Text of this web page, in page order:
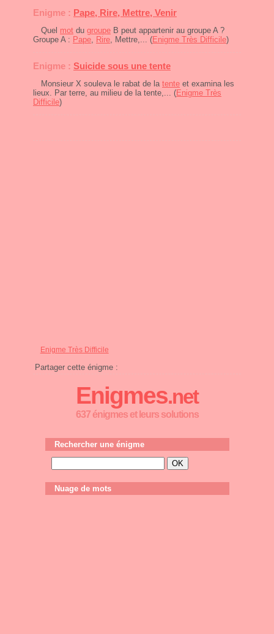
Enigme : Pape, Rire, Mettre, Venir
Quel mot du groupe B peut appartenir au groupe A ?
Groupe A : Pape, Rire, Mettre,... (Enigme Très Difficile)
Enigme : Suicide sous une tente
Monsieur X souleva le rabat de la tente et examina les
lieux. Par terre, au milieu de la tente,... (Enigme Très
Difficile)
Enigme Très Difficile
Partager cette énigme :
Enigmes.net
637 énigmes et leurs solutions
Rechercher une énigme
Nuage de mots